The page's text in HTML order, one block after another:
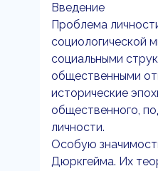
Введение
Проблема
социологической
социальными
общественными
исторические
общественного,
личности.
Особую
Дюркгейма. Их